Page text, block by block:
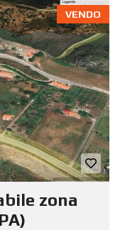
VENDO
zona